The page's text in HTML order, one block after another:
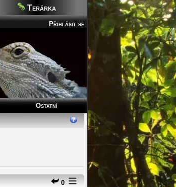
Terárka
Přihlásit se
Ostatní
0